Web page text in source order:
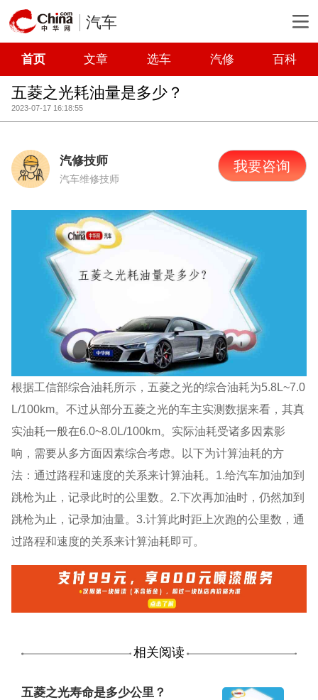
汽车
首页 文章 选车 汽修 百科
五菱之光耗油量是多少？
2023-07-17 16:18:55
汽修技师
汽车维修技师
我要咨询
根据工信部综合油耗所示，五菱之光的综合油耗为5.8L~7.0
L/100km。不过从部分五菱之光的车主实测数据来看，其真
实油耗一般在6.0~8.0L/100km。实际油耗受诸多因素影
响，需要从多方面因素综合考虑。以下为计算油耗的方
法：通过路程和速度的关系来计算油耗。1.给汽车加油加到
跳枪为止，记录此时的公里数。2.下次再加油时，仍然加到
跳枪为止，记录加油量。3.计算此时距上次跑的公里数，通
过路程和速度的关系来计算油耗即可。
相关阅读
五菱之光寿命是多少公里？